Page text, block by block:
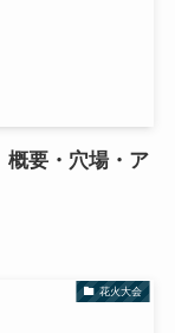
要・穴場・ア
花火大会